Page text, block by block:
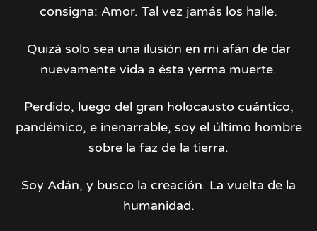
consigna: Amor. Tal vez jamás los halle.
Quizá solo sea una ilusión en mi afán de dar
nuevamente vida a ésta yerma muerte.
Perdido, luego del gran holocausto cuántico,
pandémico, e inenarrable, soy el último hombre
sobre la faz de la tierra.
Soy Adán, y busco la creación. La vuelta de la
humanidad.